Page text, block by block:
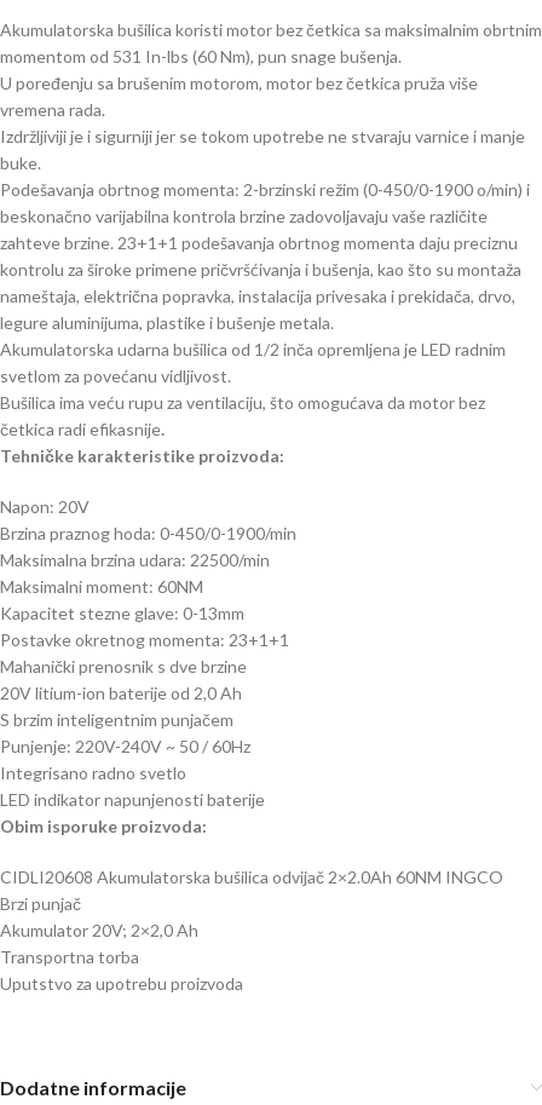
Akumulatorska bušilica koristi motor bez četkica sa maksimalnim obrtnim
momentom od 531 In-lbs (60 Nm), pun snage bušenja.
U poređenju sa brušenim motorom, motor bez četkica pruža više
vremena rada.
Izdržljiviji je i sigurniji jer se tokom upotrebe ne stvaraju varnice i manje
buke.
Podešavanja obrtnog momenta: 2-brzinski režim (0-450/0-1900 o/min) i
beskonačno varijabilna kontrola brzine zadovoljavaju vaše različite
zahteve brzine. 23+1+1 podešavanja obrtnog momenta daju preciznu
kontrolu za široke primene pričvršćivanja i bušenja, kao što su montaža
nameštaja, električna popravka, instalacija privesaka i prekidača, drvo,
legure aluminijuma, plastike i bušenje metala.
Akumulatorska udarna bušilica od 1/2 inča opremljena je LED radnim
svetlom za povećanu vidljivost.
Bušilica ima veću rupu za ventilaciju, što omogućava da motor bez
četkica radi efikasnije.
Tehničke karakteristike proizvoda:
Napon: 20V
Brzina praznog hoda: 0-450/0-1900/min
Maksimalna brzina udara: 22500/min
Maksimalni moment: 60NM
Kapacitet stezne glave: 0-13mm
Postavke okretnog momenta: 23+1+1
Mahanički prenosnik s dve brzine
20V litium-ion baterije od 2,0 Ah
S brzim inteligentnim punjačem
Punjenje: 220V-240V ~ 50 / 60Hz
Integrisano radno svetlo
LED indikator napunjenosti baterijе
Obim isporuke proizvoda:
CIDLI20608 Akumulatorska bušilica odvijač 2×2.0Ah 60NM INGCO
Brzi punjač
Akumulator 20V; 2×2,0 Ah
Transportna torba
Uputstvo za upotrebu proizvoda
Dodatne informacije